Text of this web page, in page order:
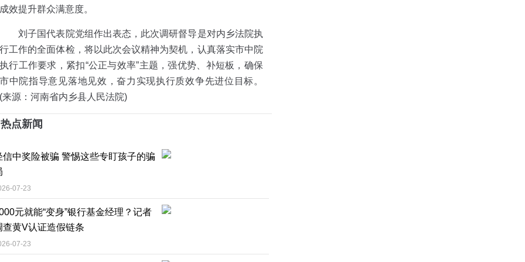
成效提升群众满意度。
刘子国代表院党组作出表态，此次调研督导是对内乡法院执
行工作的全面体检，将以此次会议精神为契机，认真落实市中院
执行工作要求，紧扣“公正与效率”主题，强优势、补短板，确保
市中院指导意见落地见效，奋力实现执行质效争先进位目标。
(来源：河南省内乡县人民法院)
热点新闻
信中奖险被骗 警惕这些专盯孩子的骗
07-23
元就能“变身”银行基金经理？记者
查黄V认证造假链条
07-23